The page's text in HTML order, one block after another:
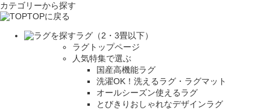
カテゴリーから探す
TOPに戻る
ラグ（2・3畳以下）
ラグトップページ
人気特集で選ぶ
国産高機能ラグ
洗濯OK！洗えるラグ・ラグマット
オールシーズン使えるラグ
とびきりおしゃれなデザインラグ